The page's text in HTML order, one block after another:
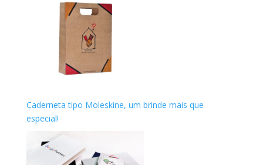
Caderneta tipo Moleskine, um brinde mais que
especial!